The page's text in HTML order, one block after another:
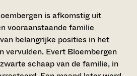
is afkomstig uit
vooraanstaande familie
belangrijke posities in het
vervulden. Evert Bloembergen
schaap van de familie, in